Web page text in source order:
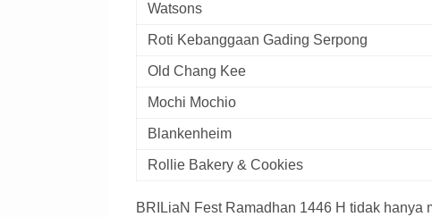
Watsons
Roti Kebanggaan Gading Serpong
Old Chang Kee
Mochi Mochio
Blankenheim
Rollie Bakery & Cookies
BRILiaN Fest Ramadhan 1446 H tidak